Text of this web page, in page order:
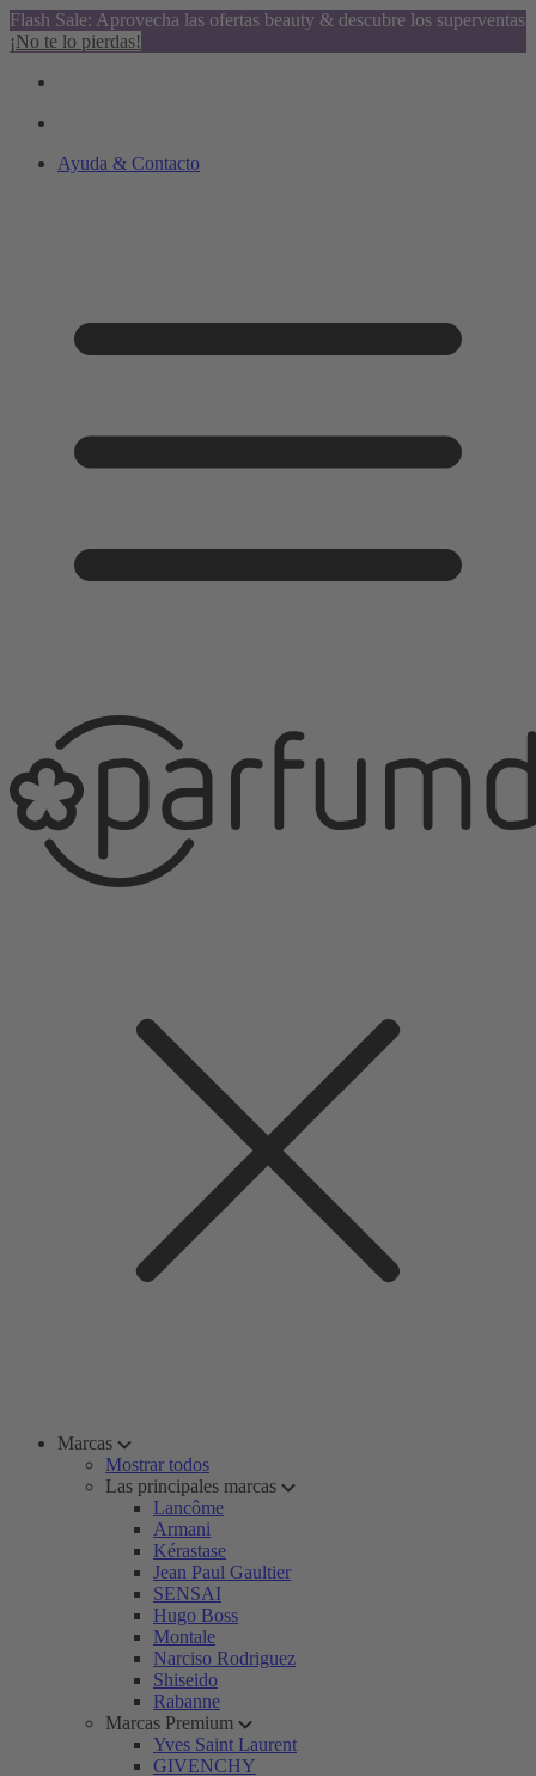
Flash Sale: Aprovecha las ofertas beauty & descubre los superventas
¡No te lo pierdas!
Ayuda & Contacto
Marcas
Mostrar todos
Las principales marcas
Lancôme
Armani
Kérastase
Jean Paul Gaultier
SENSAI
Hugo Boss
Montale
Narciso Rodriguez
Shiseido
Rabanne
Marcas Premium
Yves Saint Laurent
GIVENCHY